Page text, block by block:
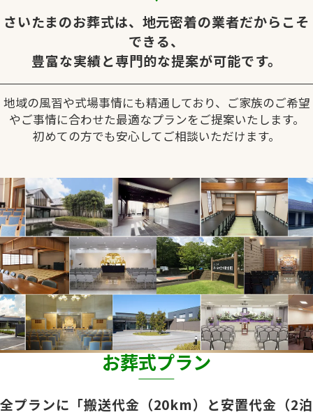
さいたまのお葬式は、地元密着の業者だからこそ
できる、
豊富な実績と専門的な提案が可能です。
地域の風習や式場事情にも精通しており、ご家族のご希望
やご事情に合わせた最適なプランをご提案いたします。
初めての方でも安心してご相談いただけます。
お葬式プラン
全プランに「搬送代金（20km）と安置代金（2泊